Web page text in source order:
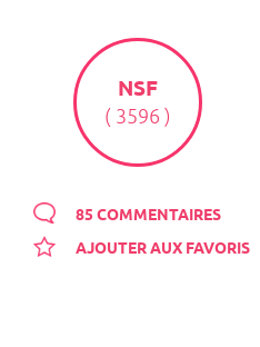
NSF
( 3596 )
85 COMMENTAIRES
AJOUTER AUX FAVORIS